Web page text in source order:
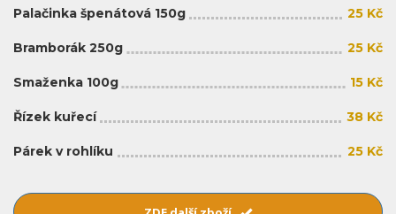
Palačinka špenátová 150g 25 Kč
Bramborák 250g 25 Kč
Smaženka 100g 15 Kč
Řízek kuřecí 38 Kč
Párek v rohlíku 25 Kč